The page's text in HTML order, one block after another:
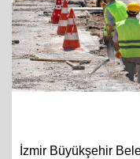
İzmir Büyükşehir